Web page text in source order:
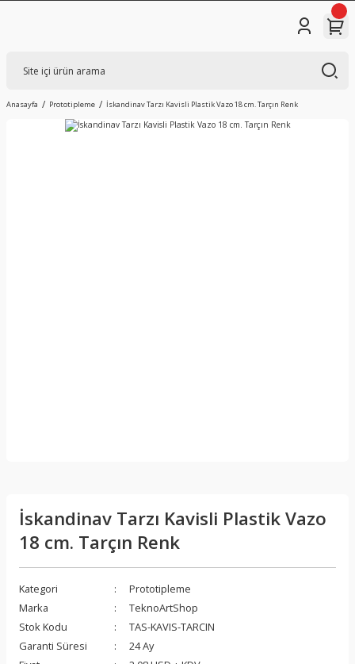
Anasayfa Prototipleme İskandinav Tarzı Kavisli Plastik Vazo 18 cm. Tarçın Renk
İskandinav Tarzı Kavisli Plastik Vazo
18 cm. Tarçın Renk
Kategori
Prototipleme
Marka
TeknoArtShop
Stok Kodu
TAS-KAVIS-TARCIN
Garanti Süresi
24 Ay